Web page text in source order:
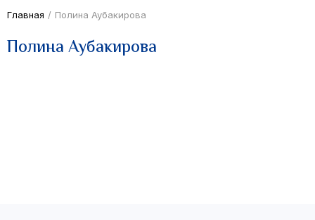
Главная / Полина Аубакирова
Полина Аубакирова